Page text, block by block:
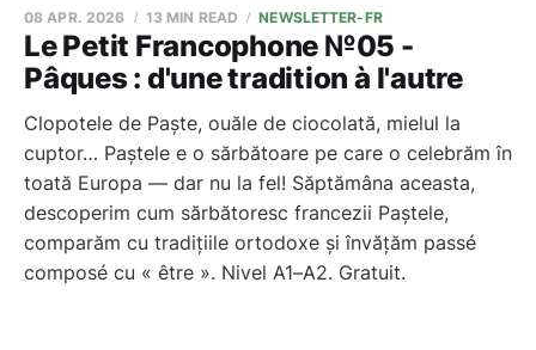
Le Petit Francophone №05 -
Pâques : d'une tradition à l'autre
08 APR. 2026 13 MIN READ NEWSLETTER-FR
Clopotele de Paște, ouăle de ciocolată, mielul la
cuptor… Paștele e o sărbătoare pe care o celebrăm în
toată Europa — dar nu la fel! Săptămâna aceasta,
descoperim cum sărbătoresc francezii Paștele,
comparăm cu tradițiile ortodoxe și învățăm passé
composé cu « être ». Nivel A1–A2. Gratuit.